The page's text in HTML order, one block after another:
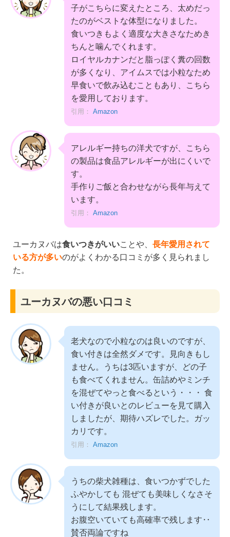
子がこちらに変えたところ、太めだっ
たのがベストな体型になりました。
食いつきもよく適度な大きさなためき
ちんと噛んでくれます。
ロイヤルカナンだと脂っぽく糞の回数
が多くなり、アイムスでは小粒なため
早食いで飲み込むこともあり、こちら
を愛用しております。
引用： Amazon
アレルギー持ちの洋犬ですが、こちら
の製品は食品アレルギーが出にくいで
す。
手作りご飯と合わせながら長年与えて
います。
引用： Amazon
ユーカヌバは食いつきがいいことや、 長年愛用されて
いる方が多いのがよくわかる口コミが多く見られまし
た。
ユーカヌバの悪い口コミ
老犬なので小粒なのは良いのですが、
食い付きは全然ダメです。見向きもし
ません。うちは3匹いますが、どの子
も食べてくれません。缶詰めやミンチ
を混ぜてやっと食べるという・・・ 食
い付きが良いとのレビューを見て購入
しましたが、期待ハズレでした。ガッ
カリです。
引用： Amazon
うちの柴犬雑種は、食いつかずでした
ふやかしても 混ぜても美味しくなさそ
うにして結果残します。
お腹空いていても高確率で残します‥
賛否両論ですね